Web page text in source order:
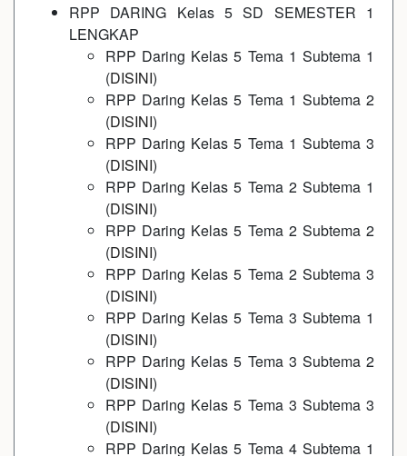
RPP DARING Kelas 5 SD SEMESTER 1
LENGKAP
RPP Daring Kelas 5 Tema 1 Subtema 1
(DISINI)
RPP Daring Kelas 5 Tema 1 Subtema 2
(DISINI)
RPP Daring Kelas 5 Tema 1 Subtema 3
(DISINI)
RPP Daring Kelas 5 Tema 2 Subtema 1
(DISINI)
RPP Daring Kelas 5 Tema 2 Subtema 2
(DISINI)
RPP Daring Kelas 5 Tema 2 Subtema 3
(DISINI)
RPP Daring Kelas 5 Tema 3 Subtema 1
(DISINI)
RPP Daring Kelas 5 Tema 3 Subtema 2
(DISINI)
RPP Daring Kelas 5 Tema 3 Subtema 3
(DISINI)
RPP Daring Kelas 5 Tema 4 Subtema 1